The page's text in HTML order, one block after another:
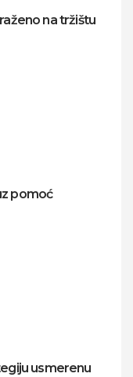
na tržištu
pomoć
usmerenu